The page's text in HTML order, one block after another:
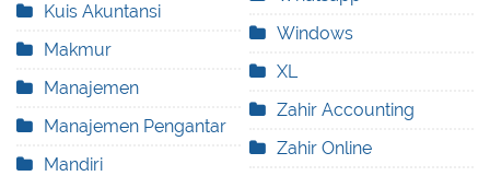
Kuis Akuntansi
Makmur
Manajemen
Manajemen Pengantar
Mandiri
Windows
XL
Zahir Accounting
Zahir Online